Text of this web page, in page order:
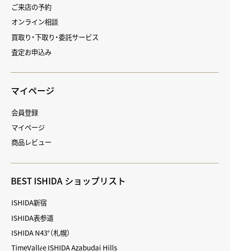
ご来店の予約
オンライン相談
買取り・下取り・委託サービス
査定お申込み
マイページ
会員登録
マイページ
商品レビュー
BEST ISHIDA ショップリスト
ISHIDA新宿
ISHIDA表参道
ISHIDA N43°（札幌）
TimeVallée ISHIDA Azabudai Hills